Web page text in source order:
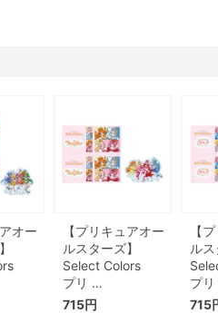
オー
【プリキュアオー
ルスターズ】
Select Colors
プリ …
715円
【
ルス
プ
715